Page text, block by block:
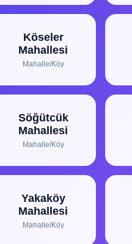
Köseler
Mahallesi
Mahalle/Köy
Söğütcük
Mahallesi
Mahalle/Köy
Yakaköy
Mahallesi
Mahalle/Köy